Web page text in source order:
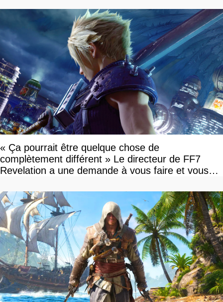
« Ça pourrait être quelque chose de
complètement différent » Le directeur de FF7
Revelation a une demande à vous faire et vous